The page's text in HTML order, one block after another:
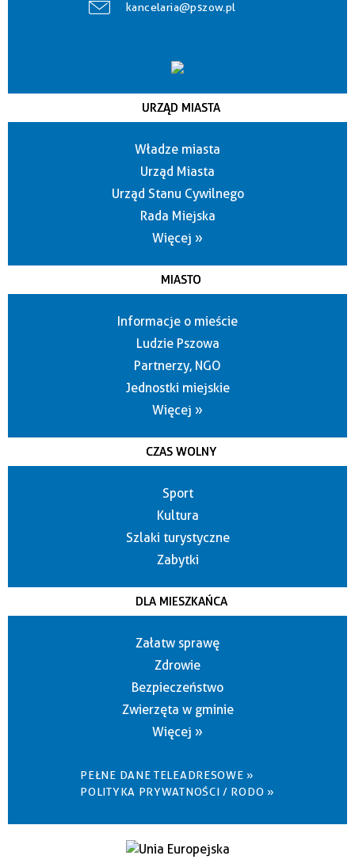
kancelaria@pszow.pl
URZĄD MIASTA
Władze miasta
Urząd Miasta
Urząd Stanu Cywilnego
Rada Miejska
Więcej »
MIASTO
Informacje o mieście
Ludzie Pszowa
Partnerzy, NGO
Jednostki miejskie
Więcej »
CZAS WOLNY
Sport
Kultura
Szlaki turystyczne
Zabytki
DLA MIESZKAŃCA
Załatw sprawę
Zdrowie
Bezpieczeństwo
Zwierzęta w gminie
Więcej »
PEŁNE DANE TELEADRESOWE »
POLITYKA PRYWATNOŚCI / RODO »